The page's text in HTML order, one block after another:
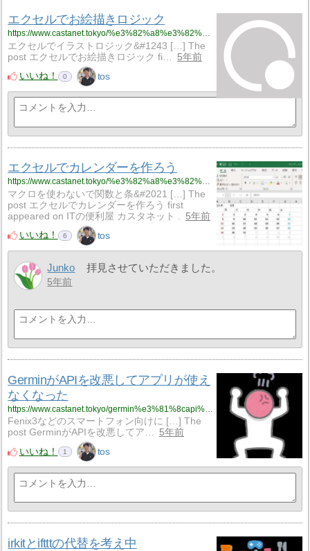
エクセルでお絵描きロジック
https://www.castanet.tokyo/%e3%82%a8%e3%82%af%e3%82%bb%e3%83%ab%e3%81%a7%e3%81%8a%e7%b5%b5%e6%8f%8f%e3%81%8d%e3%83%ad%e3%82%b8%e3%83%83%e3%82%af/
エクセルでイラストロジック&#1243 […] The
post エクセルでお絵描きロジック fi…
5年前
いいね！
0 tos
エクセルでカレンダーを作ろう
https://www.castanet.tokyo/%e3%82%a8%e3%82%af%e3%82%bb%e3%83%ab%e3%81%a7%e3%82%ab%e3%83%ac%e3%83%b3%e3%83%80%e3%83%bc%e3%82%92%e4%bd%9c%e3%82%8b/
マクロを使わないで関数と条&#2021 […] The
post エクセルでカレンダーを作ろう first
appeared on ITの便利屋 カスタネット .
5年前
いいね！
6 tos
Junko 拝見させていただきました。
5年前
GerminがAPIを改悪してアプリが使え
なくなった
Fenix3などのスマートフォン向けに […] The
post GerminがAPIを改悪してア…
5年前
いいね！
1 tos
irkitとiftttの代替を考え中